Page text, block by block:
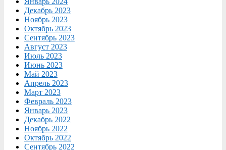
Декабрь 2023
Ноябрь 2023
Октябрь 2023
Сентябрь 2023
Август 2023
Июль 2023
Июнь 2023
Май 2023
Апрель 2023
Март 2023
Февраль 2023
Январь 2023
Декабрь 2022
Ноябрь 2022
Октябрь 2022
Сентябрь 2022